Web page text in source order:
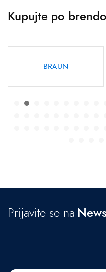
Kupujte po
ELECTROLUX/AEG
Prijavite se na